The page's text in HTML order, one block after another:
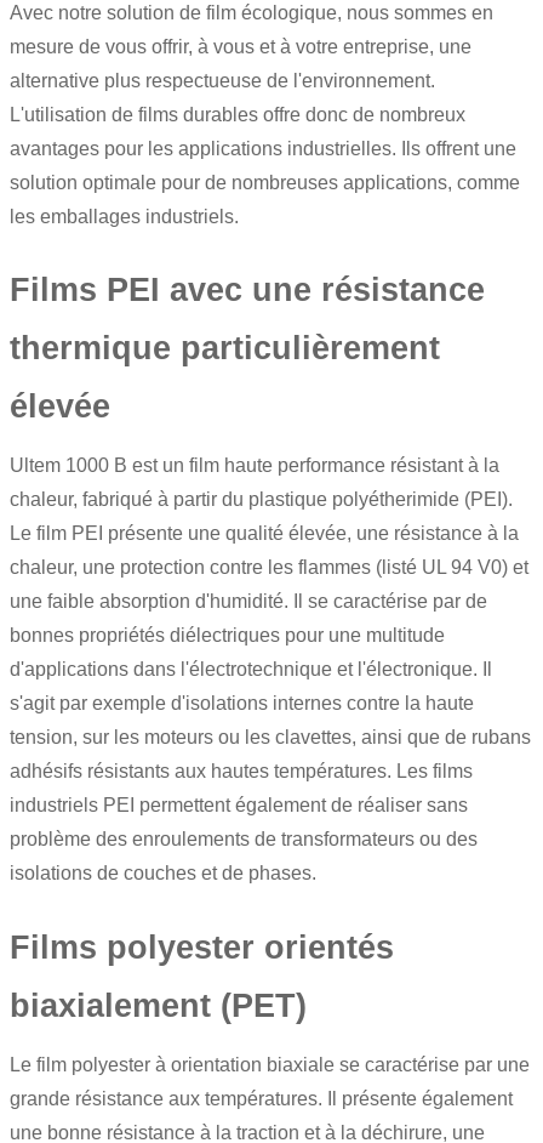
Avec notre solution de film écologique, nous sommes en
mesure de vous offrir, à vous et à votre entreprise, une
alternative plus respectueuse de l'environnement.
L'utilisation de films durables offre donc de nombreux
avantages pour les applications industrielles. Ils offrent une
solution optimale pour de nombreuses applications, comme
les emballages industriels.
Films PEI avec une résistance
thermique particulièrement
élevée
Ultem 1000 B est un film haute performance résistant à la
chaleur, fabriqué à partir du plastique polyétherimide (PEI).
Le film PEI présente une qualité élevée, une résistance à la
chaleur, une protection contre les flammes (listé UL 94 V0) et
une faible absorption d'humidité. Il se caractérise par de
bonnes propriétés diélectriques pour une multitude
d'applications dans l'électrotechnique et l'électronique. Il
s'agit par exemple d'isolations internes contre la haute
tension, sur les moteurs ou les clavettes, ainsi que de rubans
adhésifs résistants aux hautes températures. Les films
industriels PEI permettent également de réaliser sans
problème des enroulements de transformateurs ou des
isolations de couches et de phases.
Films polyester orientés
biaxialement (PET)
Le film polyester à orientation biaxiale se caractérise par une
grande résistance aux températures. Il présente également
une bonne résistance à la traction et à la déchirure, une